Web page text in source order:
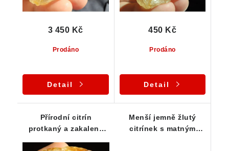
Prodáno
3 450 Kč
Detail
Prodáno
450 Kč
Detail
Přírodní citrín
protkaný a zakalený
Menší jemně žlutý
citrínek s matným